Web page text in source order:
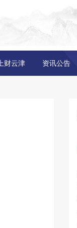
上财云津 资讯公告